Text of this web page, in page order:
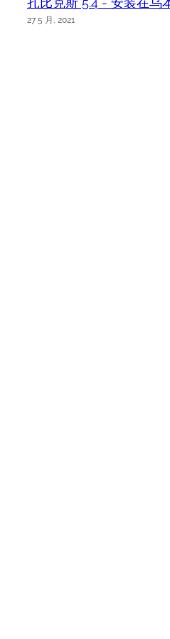
27 5 月, 2021